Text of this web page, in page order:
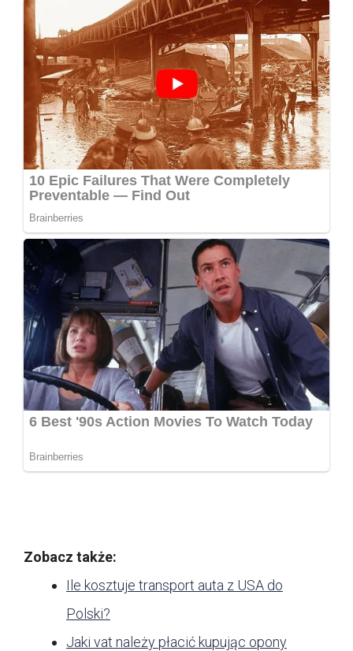
Zobacz także:
Ile kosztuje transport auta z USA do
Polski?
Jaki vat należy płacić kupując opony